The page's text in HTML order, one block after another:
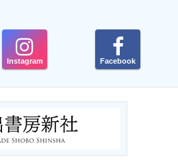
Instagram Facebook